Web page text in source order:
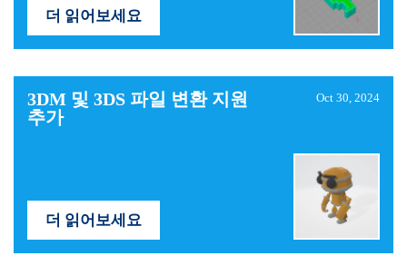
더 읽어보세요
3DM 및 3DS 파일 변환 지원
추가
Oct 30, 2024
더 읽어보세요